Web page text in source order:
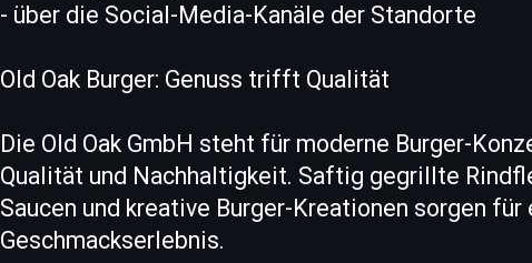
- über die Social-Media-Kanäle der Standorte
Old Oak Burger: Genuss trifft Qualität
Die Old Oak GmbH steht für moderne Burger-
Qualität und Nachhaltigkeit. Saftig gegrillte
Saucen und kreative Burger-Kreationen sorgen für
Geschmackserlebnis.